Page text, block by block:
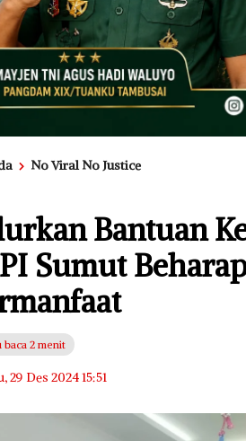
No Viral No Justice
Bantuan
Sumut
baca 2 menit
29 Des 2024 15:51